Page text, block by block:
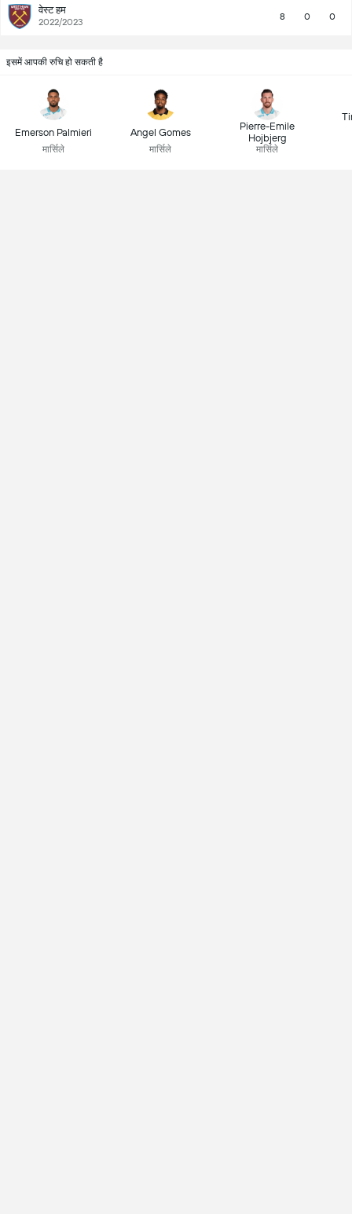
वेस्ट हम
2022/2023 8 0 0
इसमें आपकी रुचि हो सकती है
Emerson Palmieri
मार्सिले
Angel Gomes
मार्सिले
Pierre-Emile
Hojbjerg
मार्सिले